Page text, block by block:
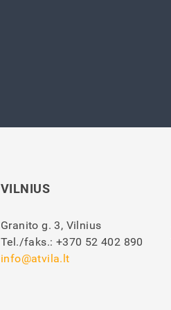
VILNIUS
Granito g. 3, Vilnius
Tel./faks.: +370 52 402 890
info@atvila.lt